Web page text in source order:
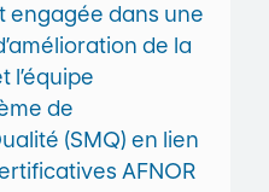
engagée dans une
de la
l’équipe
de
(SMQ) en lien
AFNOR